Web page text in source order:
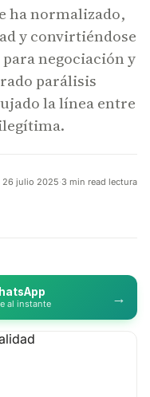
ha normalizado,
y convirtiéndose
negociación y
parálisis
la línea entre
26 julio 2025·3 min read lectura
al instante →